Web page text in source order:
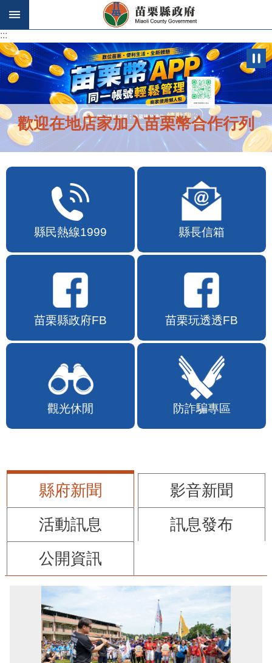
跳到主要內容區塊
:::
:::
歡迎在地店家加入苗栗幣合作行列
縣民熱線1999 縣長信箱
苗栗縣政府FB 苗栗玩透透FB
觀光休閒 防詐騙專區
縣府新聞
影音新聞
活動訊息
訊息發布
公開資訊